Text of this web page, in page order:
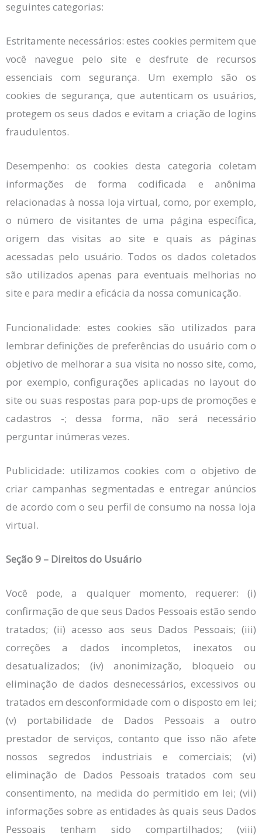
seguintes categorias:
Estritamente necessários: estes cookies permitem que
você navegue pelo site e desfrute de recursos
essenciais com segurança. Um exemplo são os
cookies de segurança, que autenticam os usuários,
protegem os seus dados e evitam a criação de logins
fraudulentos.
Desempenho: os cookies desta categoria coletam
informações de forma codificada e anônima
relacionadas à nossa loja virtual, como, por exemplo,
o número de visitantes de uma página específica,
origem das visitas ao site e quais as páginas
acessadas pelo usuário. Todos os dados coletados
são utilizados apenas para eventuais melhorias no
site e para medir a eficácia da nossa comunicação.
Funcionalidade: estes cookies são utilizados para
lembrar definições de preferências do usuário com o
objetivo de melhorar a sua visita no nosso site, como,
por exemplo, configurações aplicadas no layout do
site ou suas respostas para pop-ups de promoções e
cadastros -; dessa forma, não será necessário
perguntar inúmeras vezes.
Publicidade: utilizamos cookies com o objetivo de
criar campanhas segmentadas e entregar anúncios
de acordo com o seu perfil de consumo na nossa loja
virtual.
Seção 9 – Direitos do Usuário
Você pode, a qualquer momento, requerer: (i)
confirmação de que seus Dados Pessoais estão sendo
tratados; (ii) acesso aos seus Dados Pessoais; (iii)
correções a dados incompletos, inexatos ou
desatualizados; (iv) anonimização, bloqueio ou
eliminação de dados desnecessários, excessivos ou
tratados em desconformidade com o disposto em lei;
(v) portabilidade de Dados Pessoais a outro
prestador de serviços, contanto que isso não afete
nossos segredos industriais e comerciais; (vi)
eliminação de Dados Pessoais tratados com seu
consentimento, na medida do permitido em lei; (vii)
informações sobre as entidades às quais seus Dados
Pessoais tenham sido compartilhados; (viii)